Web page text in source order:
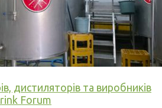
дистиляторів та виробників
Forum